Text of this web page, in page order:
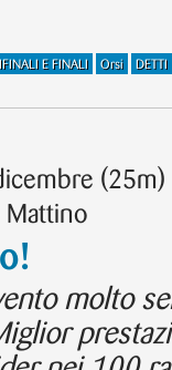
E FINALI Orsi
DETTI
Mattino
molto